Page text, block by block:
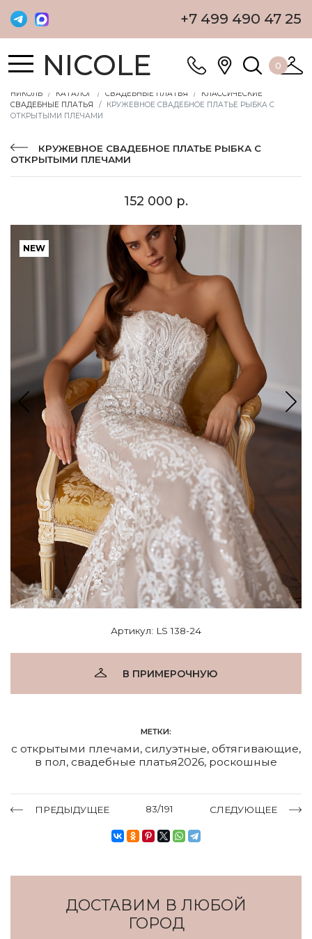
+7 499 490 47 25
NICOLE 0
НИКОЛЬ КАТАЛОГ СВАДЕБНЫЕ ПЛАТЬЯ
КЛАССИЧЕСКИЕ
СВАДЕБНЫЕ ПЛАТЬЯ
КРУЖЕВНОЕ СВАДЕБНОЕ ПЛАТЬЕ РЫБКА С
ОТКРЫТЫМИ ПЛЕЧАМИ
КРУЖЕВНОЕ СВАДЕБНОЕ ПЛАТЬЕ РЫБКА С
ОТКРЫТЫМИ ПЛЕЧАМИ
152 000 р.
NEW
Артикул: LS 138-24
В ПРИМЕРОЧНУЮ
МЕТКИ:
с открытыми плечами, силуэтные, обтягивающие,
в пол, свадебные платья2026, роскошные
ПРЕДЫДУЩЕЕ 83/191 СЛЕДУЮЩЕЕ
ДОСТАВИМ В ЛЮБОЙ
ГОРОД